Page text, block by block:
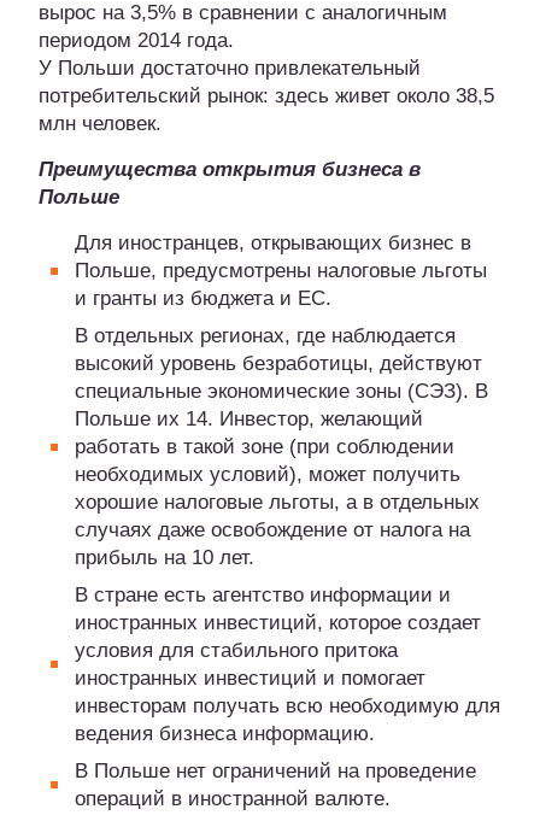
вырос на 3,5% в сравнении с аналогичным
периодом 2014 года.
У Польши достаточно привлекательный
потребительский рынок: здесь живет около 38,5
млн человек.
Преимущества открытия бизнеса в
Польше
Для иностранцев, открывающих бизнес в
Польше, предусмотрены налоговые льготы
и гранты из бюджета и ЕС.
В отдельных регионах, где наблюдается
высокий уровень безработицы, действуют
специальные экономические зоны (СЭЗ). В
Польше их 14. Инвестор, желающий
работать в такой зоне (при соблюдении
необходимых условий), может получить
хорошие налоговые льготы, а в отдельных
случаях даже освобождение от налога на
прибыль на 10 лет.
В стране есть агентство информации и
иностранных инвестиций, которое создает
условия для стабильного притока
иностранных инвестиций и помогает
инвесторам получать всю необходимую для
ведения бизнеса информацию.
В Польше нет ограничений на проведение
операций в иностранной валюте.